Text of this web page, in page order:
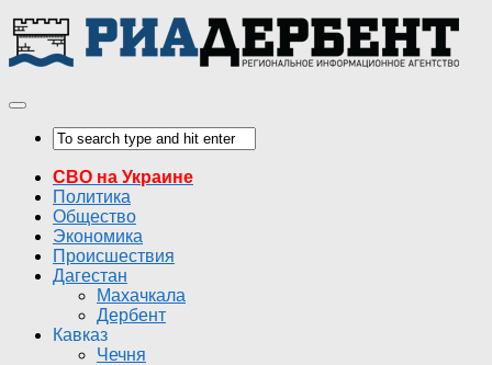
СВО на Украине
Политика
Общество
Экономика
Происшествия
Дагестан
Махачкала
Дербент
Кавказ
Чечня